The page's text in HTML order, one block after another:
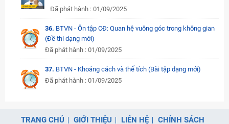
Đã phát hành : 01/09/2025
36. BTVN - Ôn tập CĐ: Quan hệ vuông góc trong không gian
(Đề thi dạng mới)
Đã phát hành : 01/09/2025
37. BTVN - Khoảng cách và thể tích (Bài tập dạng mới)
Đã phát hành : 01/09/2025
TRANG CHỦ GIỚI THIỆU LIÊN HỆ CHÍNH SÁCH